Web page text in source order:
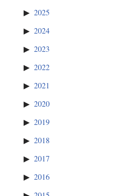
2025
2024
2023
2022
2021
2020
2019
2018
2017
2016